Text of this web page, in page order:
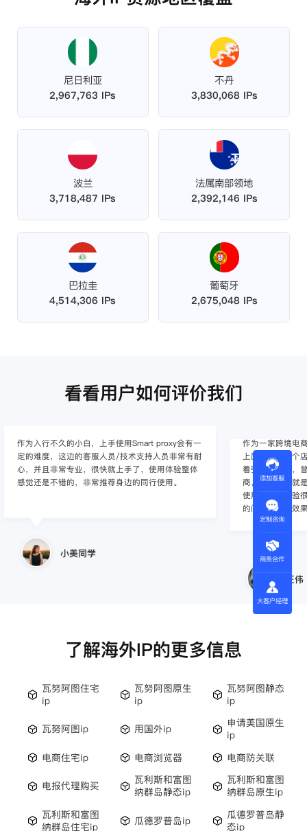
尼日利亚
2,967,763 IPs
不丹
3,830,068 IPs
波兰
3,718,487 IPs
法属南部领地
2,392,146 IPs
巴拉圭
4,514,306 IPs
葡萄牙
2,675,048 IPs
看看用户如何评价我们
作为入行不久的小白，上手使用Smart proxy会有一
定的难度，这边的客服人员/技术支持人员非常有耐
心，并且非常专业，很快就上手了，使用体验整体
感觉还是不错的，非常推荐身边的同行使用。
小美同学
作为一家跨境电
上面经营着多个
着强烈的需求，
商，不是断网就
使用效果，体验
的问题，使用效
王伟
了解海外IP的更多信息
瓦努阿图住宅
ip
瓦努阿图原生
ip
瓦努阿图静态
ip
瓦努阿图ip 用国外ip
申请美国原生
ip
电商住宅ip
电商浏览器 电商防关联
电报代理购买
瓦利斯和富图
纳群岛静态ip
瓦利斯和富图
纳群岛原生ip
瓦利斯和富图
纳群岛住宅ip
瓜德罗普岛ip
瓜德罗普岛静
态ip
添加客服
定制咨询
商务合作
大客户经理